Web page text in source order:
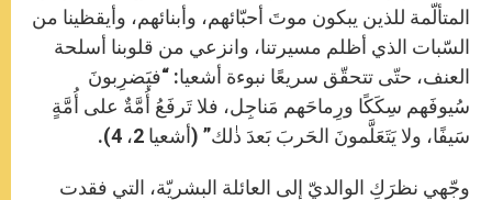
المتألّمة للذين يبكون موتَ أحبّائهم، وأبنائهم، وأيقظينا من
السّبات الذي أظلم مسيرتنا، وانزعي من قلوبنا أسلحة
العنف، حتّى تتحقّق سريعًا نبوءة أشعيا: “فيَضرِبونَ
سُيوفَهم سِكَكًا ورِماحَهم مَناجِل، فلا تَرفَعُ أُمَّةٌ على أُمَّةٍ
سَيفًا، ولا يَتَعَلَّمونَ الحَربَ بَعدَ ذٰلك” (أشعيا 2، 4).
وجّهي نظرَكِ الوالديّ إلى العائلة البشريّة، التي فقدت